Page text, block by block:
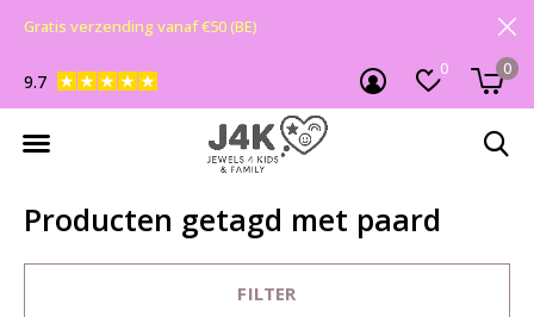
0 0
9.7
Gratis verzending vanaf €50 (BE)
Producten getagd met paard
FILTER